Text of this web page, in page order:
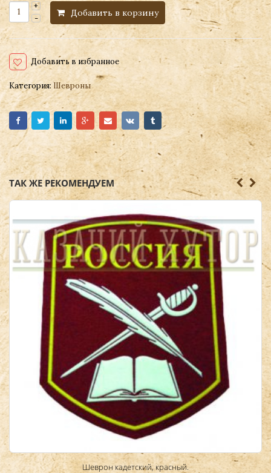
Добавить в корзину
Добавить в избранное
Категория:Шевроны
ТАК ЖЕ РЕКОМЕНДУЕМ
Шеврон кадетский, красный.